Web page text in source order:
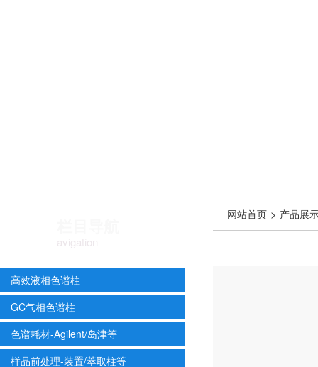
avigation
高效液相色谱柱
GC气相色谱柱
色谱耗材-Agilent/岛津等
样品前处理-装置/萃取柱等
网站首页 > 产品展